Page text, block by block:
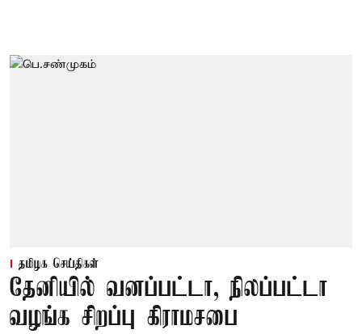
தமிழக செய்திகள்
தேனியில் வனப்பட்டா, நிலப்பட்டா
வழங்க சிறப்பு கிராமசபை